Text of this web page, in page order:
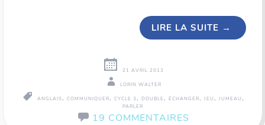
LIRE LA SUITE →
21 AVRIL 2013
LORIN WALTER
ANGLAIS, COMMUNIQUER, CYCLE 3 , DOUBLE , ÉCHANGER, JEU , JUMEAU ,
PARLER
19 COMMENTAIRES